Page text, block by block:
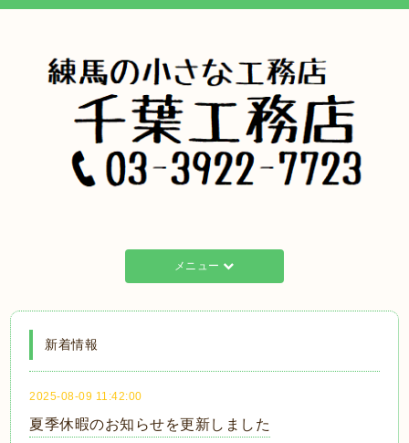
メニュー
新着情報
2025-08-09 11:42:00
夏季休暇のお知らせを更新しました